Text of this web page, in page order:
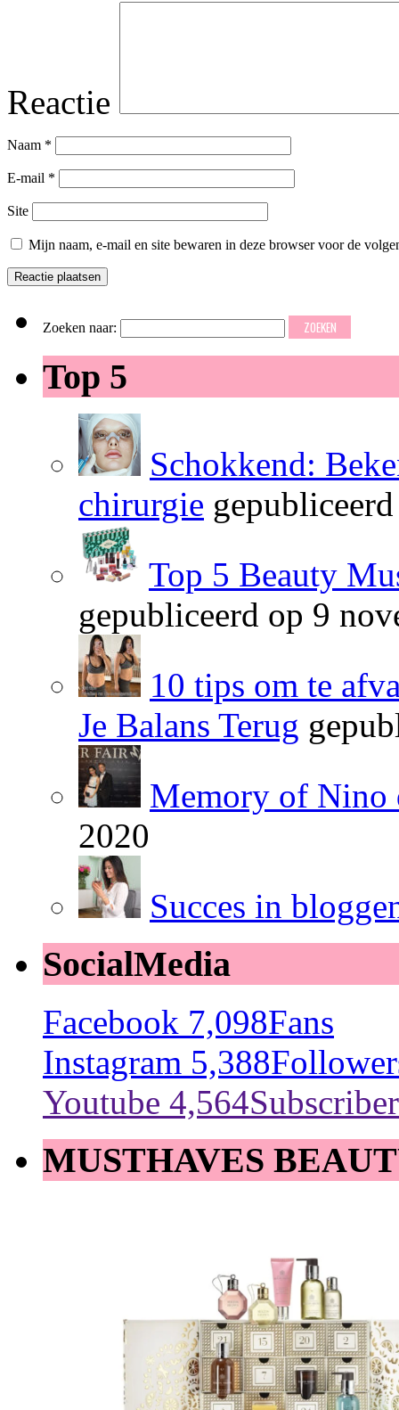
Reactie
Naam *
E-mail *
Site
Mijn naam, e-mail en site bewaren in deze browser voor de
Zoeken naar:
Top 5
Schokkend:
chirurgie
Top 5 Beauty
gepubliceerd op 9
10 tips om te
Je Balans Terug
Memory of Nino
2020
Succes in
SocialMedia
Facebook 7,098Fans
Instagram 5,388
Youtube 4,564Subscriber
MUSTHAVES